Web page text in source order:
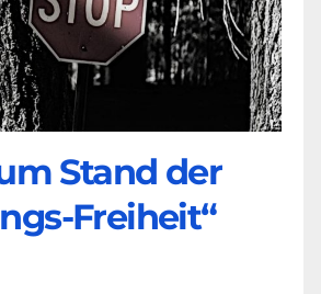
Stand der
Freiheit“